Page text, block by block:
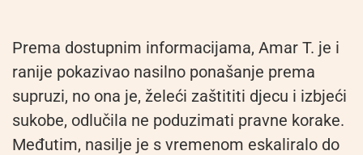
Prema dostupnim informacijama, Amar T. je i
ranije pokazivao nasilno ponašanje prema
supruzi, no ona je, želeći zaštititi djecu i izbjeći
sukobe, odlučila ne poduzimati pravne korake.
Međutim, nasilje je s vremenom eskaliralo do